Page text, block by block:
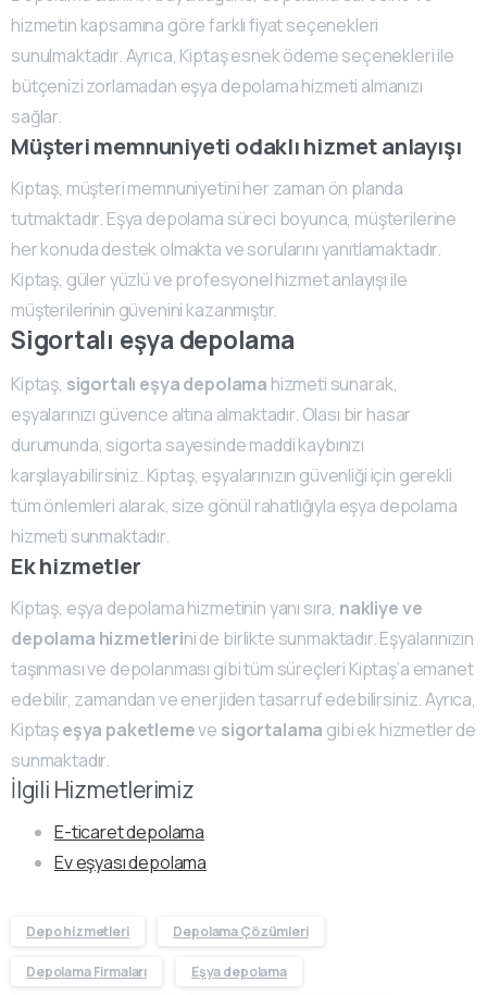
hizmetin kapsamına göre farklı fiyat seçenekleri
sunulmaktadır. Ayrıca, Kiptaş esnek ödeme seçenekleri ile
bütçenizi zorlamadan eşya depolama hizmeti almanızı
sağlar.
Müşteri memnuniyeti odaklı hizmet anlayışı
Kiptaş, müşteri memnuniyetini her zaman ön planda
tutmaktadır. Eşya depolama süreci boyunca, müşterilerine
her konuda destek olmakta ve sorularını yanıtlamaktadır.
Kiptaş, güler yüzlü ve profesyonel hizmet anlayışı ile
müşterilerinin güvenini kazanmıştır.
Sigortalı eşya depolama
Kiptaş, sigortalı eşya depolama hizmeti sunarak,
eşyalarınızı güvence altına almaktadır. Olası bir hasar
durumunda, sigorta sayesinde maddi kaybınızı
karşılayabilirsiniz. Kiptaş, eşyalarınızın güvenliği için gerekli
tüm önlemleri alarak, size gönül rahatlığıyla eşya depolama
hizmeti sunmaktadır.
Ek hizmetler
Kiptaş, eşya depolama hizmetinin yanı sıra, nakliye ve
depolama hizmetlerini de birlikte sunmaktadır. Eşyalarınızın
taşınması ve depolanması gibi tüm süreçleri Kiptaş’a emanet
edebilir, zamandan ve enerjiden tasarruf edebilirsiniz. Ayrıca,
Kiptaşeşya paketlemeve sigortalama gibi ek hizmetler de
sunmaktadır.
İlgili Hizmetlerimiz
E-ticaret depolama
Ev eşyası depolama
Depo hizmetleri Depolama Çözümleri
Depolama Firmaları Eşya depolama